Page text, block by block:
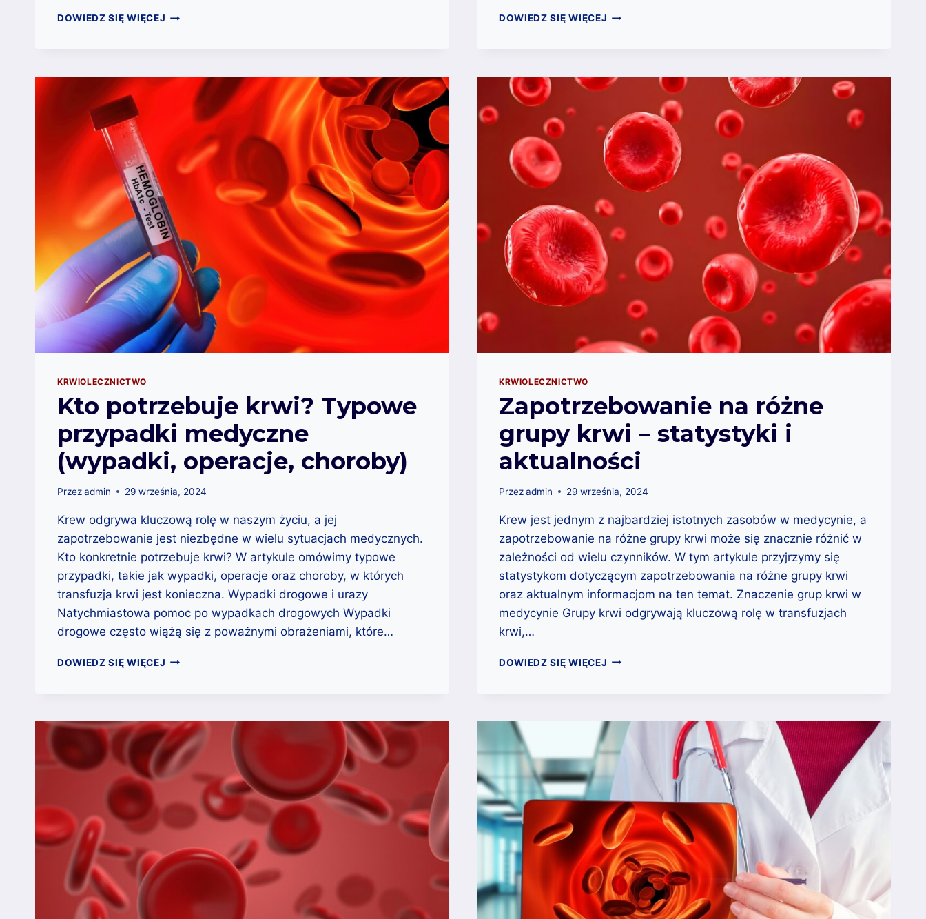
DOWIEDZ SIĘ WIĘCEJ BADANIA
POLEGA
ZGODNOŚĆ
SIĘ
JĄ
SPRAWDZA?
DOWIEDZ SIĘ WIĘCEJ AGLUTYNACJA
ZGODNOŚĆ
PRZED
PRZETOCZENIEM?
PROSTY
MECHANIZM
KRWIOLECZNICTWO
Kto potrzebuje krwi? Typowe
przypadki medyczne
(wypadki, operacje, choroby)
Przezadmin 29 września, 2024
Krew odgrywa kluczową rolę w naszym życiu, a jej
zapotrzebowanie jest niezbędne w wielu sytuacjach medycznych.
Kto konkretnie potrzebuje krwi? W artykule omówimy typowe
przypadki, takie jak wypadki, operacje oraz choroby, w których
transfuzja krwi jest konieczna. Wypadki drogowe i urazy
Natychmiastowa pomoc po wypadkach drogowych Wypadki
drogowe często wiążą się z poważnymi obrażeniami, które…
DOWIEDZ SIĘ WIĘCEJ KTO
MEDYCZNE
(WYPADKI,
OPERACJE,
CHOROBY)
KRWIOLECZNICTWO
Zapotrzebowanie na różne
grupy krwi – statystyki i
aktualności
Przezadmin 29 września, 2024
Krew jest jednym z najbardziej istotnych zasobów w medycynie, a
zapotrzebowanie na różne grupy krwi może się znacznie różnić w
zależności od wielu czynników. W tym artykule przyjrzymy się
statystykom dotyczącym zapotrzebowania na różne grupy krwi
oraz aktualnym informacjom na ten temat. Znaczenie grup krwi w
medycynie Grupy krwi odgrywają kluczową rolę w transfuzjach
krwi,…
DOWIEDZ SIĘ WIĘCEJ ZAPOTRZEBOWANIE
–
STATYSTYKI
AKTUALNOŚCI